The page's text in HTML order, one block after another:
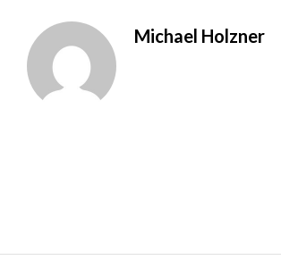
Michael Holzner